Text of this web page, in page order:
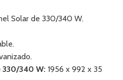
Solar de 330/340 W.
330/340 W: 1956 x 992 x 35